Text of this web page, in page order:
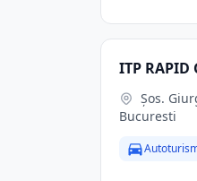
ITP RAPID
Bucuresti